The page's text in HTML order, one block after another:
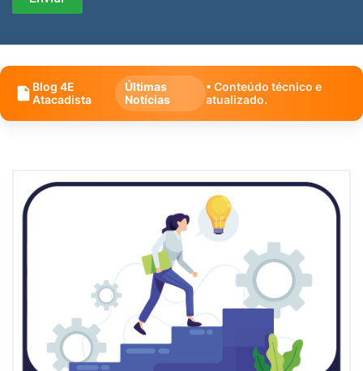
Blog 4E
Atacadista
Últimas
Notícias
• Conteúdo técnico e
atualizado.